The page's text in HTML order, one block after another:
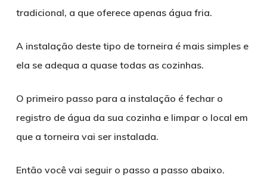
tradicional, a que oferece apenas água fria.
A instalação deste tipo de torneira é mais simples e
ela se adequa a quase todas as cozinhas.
O primeiro passo para a instalação é fechar o
registro de água da sua cozinha e limpar o local em
que a torneira vai ser instalada.
Então você vai seguir o passo a passo abaixo.